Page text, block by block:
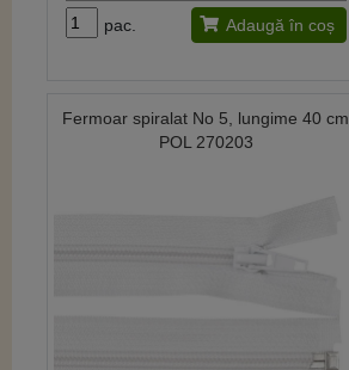
pac. Adaugă în coș
Fermoar spiralat No 5, lungime 40 cm
POL 270203